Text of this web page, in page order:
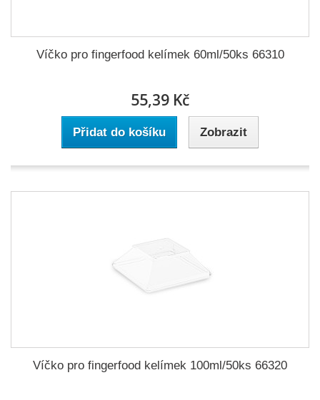
Víčko pro fingerfood kelímek 60ml/50ks 66310
55,39 Kč
Přidat do košíku Zobrazit
Víčko pro fingerfood kelímek 100ml/50ks 66320